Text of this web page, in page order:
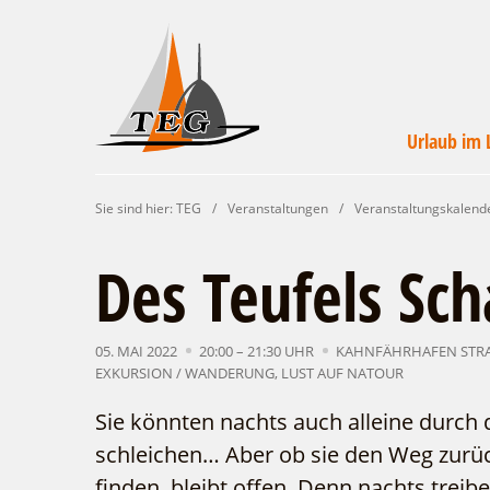
Urlaub im
Urlaub
Leichhardt Land
finden
ung
Sie sind hier:TEG / Veranstaltungen /
Des Teufels
05. MAI 2022 20:00 – 21:30 UHR KAHNFÄHRHAFEN
EXKURSION / WANDERUNG, LUST AUF NATOUR
Sie könnten nachts auch alleine durch
schleichen… Aber ob sie den Weg